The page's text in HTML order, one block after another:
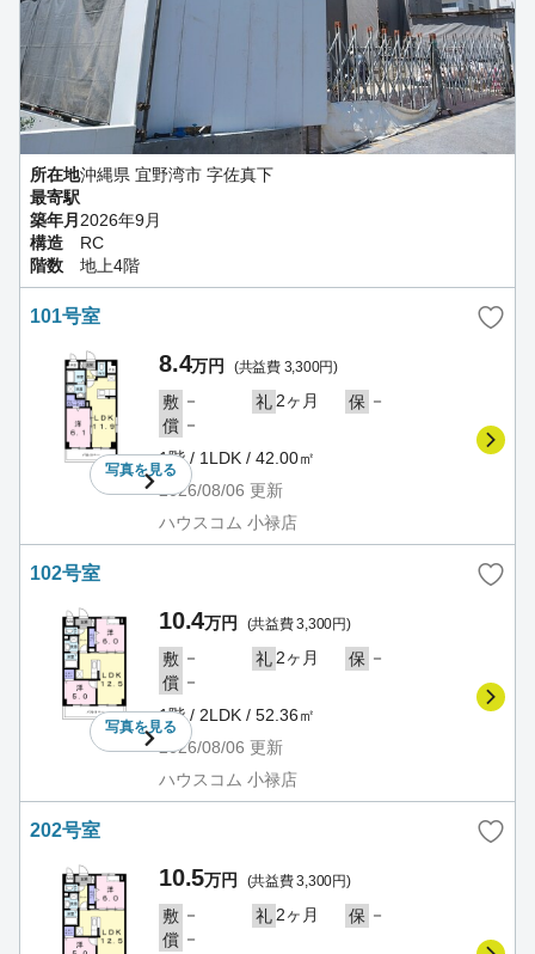
所在地沖縄県 宜野湾市 字佐真下
最寄駅
築年月 2026年9月
構造
RC
階数
地上4階
101号室
写真を見る
8.4万円 (共益費 3,300円)
敷 － 礼 2ヶ月 保 －
償 －
1階 / 1LDK / 42.00㎡
2026/08/06 更新
ハウスコム 小禄店
102号室
写真を見る
10.4万円 (共益費 3,300円)
敷 － 礼 2ヶ月 保 －
償 －
1階 / 2LDK / 52.36㎡
2026/08/06 更新
ハウスコム 小禄店
202号室
10.5万円 (共益費 3,300円)
敷 － 礼 2ヶ月 保 －
償 －